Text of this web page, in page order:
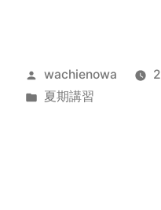
wachienowa
夏期講習